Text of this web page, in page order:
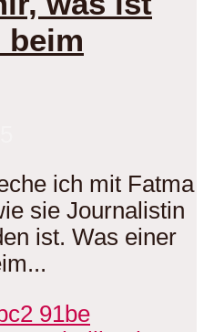
beim
ich mit Fatma
sie Journalistin
ist. Was einer